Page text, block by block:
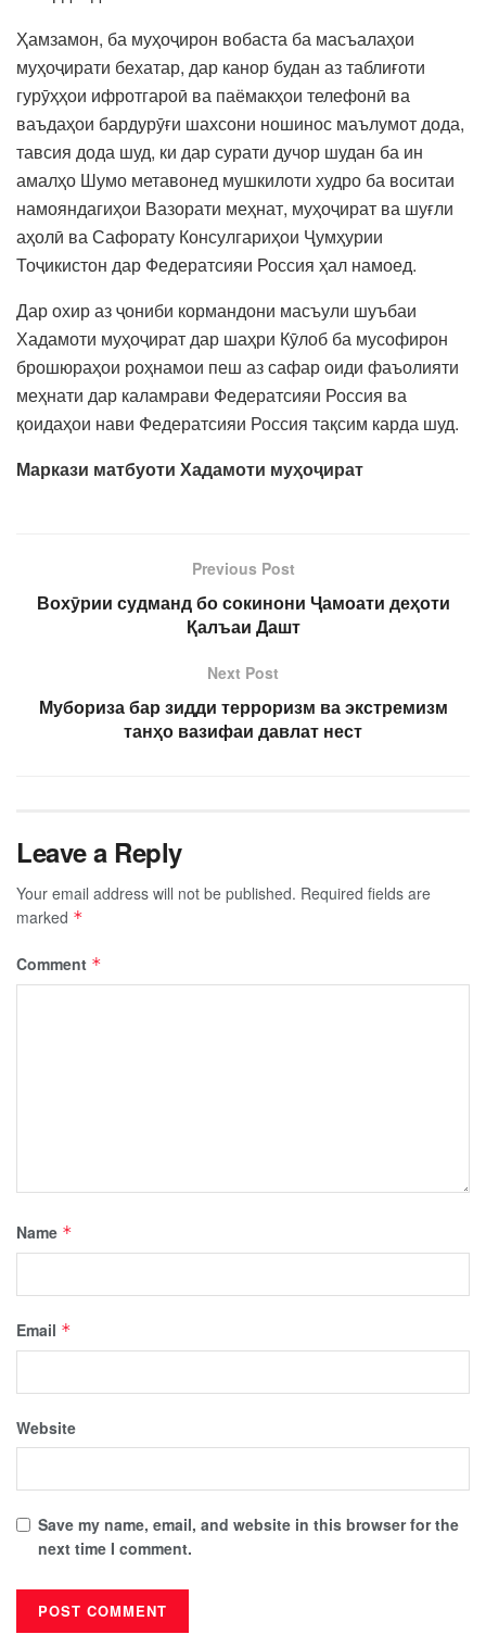
Ҳамзамон, ба муҳоҷирон вобаста ба масъалаҳои
муҳоҷирати бехатар, дар канор будан аз таблиғоти
гурӯҳҳои ифротгароӣ ва паёмакҳои телефонӣ ва
ваъдаҳои бардурӯғи шахсони ношинос маълумот дода,
тавсия дода шуд, ки дар сурати дучор шудан ба ин
амалҳо Шумо метавонед мушкилоти худро ба воситаи
намояндагиҳои Вазорати меҳнат, муҳоҷират ва шуғли
аҳолӣ ва Сафорату Консулгариҳои Ҷумҳурии
Тоҷикистон дар Федератсияи Россия ҳал намоед.
Дар охир аз ҷониби кормандони масъули шуъбаи
Хадамоти муҳоҷират дар шаҳри Кӯлоб ба мусофирон
брошюраҳои роҳнамои пеш аз сафар оиди фаъолияти
меҳнати дар каламрави Федератсияи Россия ва
қоидаҳои нави Федератсияи Россия тақсим карда шуд.
Маркази матбуоти Хадамоти муҳоҷират
Previous Post
Вохӯрии судманд бо сокинони Ҷамоати деҳоти
Қалъаи Дашт
Next Post
Мубориза бар зидди терроризм ва экстремизм
танҳо вазифаи давлат нест
Leave a Reply
Your email address will not be published. Required fields are
marked *
Comment *
Name *
Email *
Website
Save my name, email, and website in this browser for the
next time I comment.